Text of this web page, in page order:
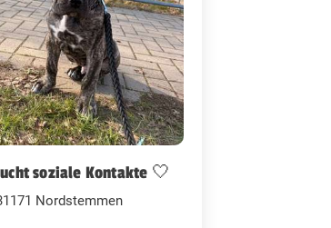
soziale Kontakte 🤍
Nordstemmen